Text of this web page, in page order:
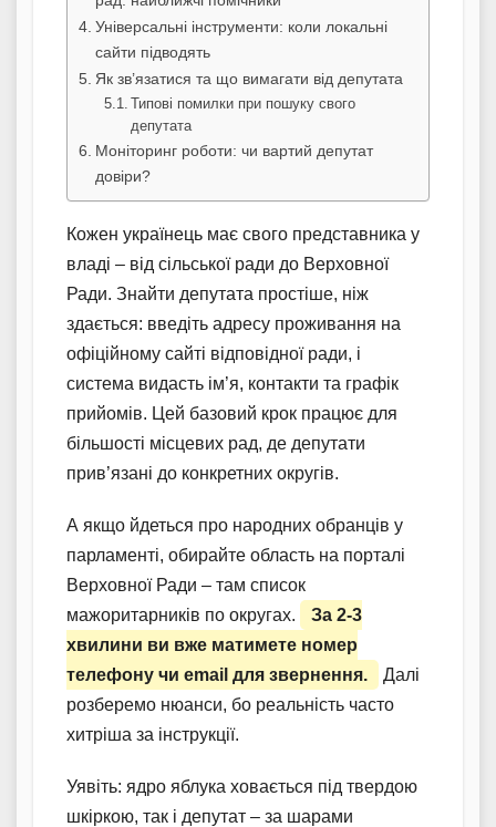
Універсальні інструменти: коли локальні
сайти підводять
Як зв’язатися та що вимагати від депутата
Типові помилки при пошуку свого
депутата
Моніторинг роботи: чи вартий депутат
довіри?
Кожен українець має свого представника у
владі – від сільської ради до Верховної
Ради. Знайти депутата простіше, ніж
здається: введіть адресу проживання на
офіційному сайті відповідної ради, і
система видасть ім’я, контакти та графік
прийомів. Цей базовий крок працює для
більшості місцевих рад, де депутати
прив’язані до конкретних округів.
А якщо йдеться про народних обранців у
парламенті, обирайте область на порталі
Верховної Ради – там список
мажоритарників по округах.
За 2-3
хвилини ви вже матимете номер
телефону чи email для звернення.
Далі
розберемо нюанси, бо реальність часто
хитріша за інструкції.
Уявіть: ядро яблука ховається під твердою
шкіркою, так і депутат – за шарами